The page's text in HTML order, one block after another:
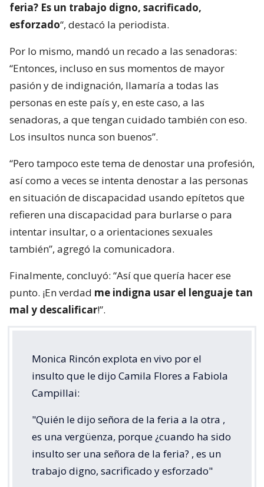
feria? Es un trabajo digno, sacrificado,
esforzado“, destacó la periodista.
Por lo mismo, mandó un recado a las senadoras:
“Entonces, incluso en sus momentos de mayor
pasión y de indignación, llamaría a todas las
personas en este país y, en este caso, a las
senadoras, a que tengan cuidado también con eso.
Los insultos nunca son buenos”.
“Pero tampoco este tema de denostar una profesión,
así como a veces se intenta denostar a las personas
en situación de discapacidad usando epítetos que
refieren una discapacidad para burlarse o para
intentar insultar, o a orientaciones sexuales
también”, agregó la comunicadora.
Finalmente, concluyó: “Así que quería hacer ese
punto. ¡En verdad me indigna usar el lenguaje tan
mal y descalificar!”.
Monica Rincón explota en vivo por el
insulto que le dijo Camila Flores a Fabiola
Campillai:
"Quién le dijo señora de la feria a la otra ,
es una vergüenza, porque ¿cuando ha sido
insulto ser una señora de la feria? , es un
trabajo digno, sacrificado y esforzado"